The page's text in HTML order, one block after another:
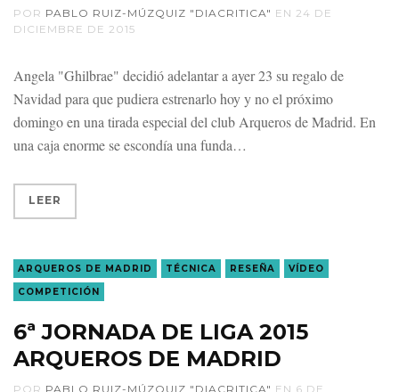
POR PABLO RUIZ-MÚZQUIZ "DIACRITICA" EN 24 DE
DICIEMBRE DE 2015
Angela "Ghilbrae" decidió adelantar a ayer 23 su regalo de
Navidad para que pudiera estrenarlo hoy y no el próximo
domingo en una tirada especial del club Arqueros de Madrid. En
una caja enorme se escondía una funda
LEER
ARQUEROS DE MADRID TÉCNICA RESEÑA
VÍDEO
COMPETICIÓN
6ª JORNADA DE LIGA 2015
ARQUEROS DE MADRID
POR PABLO RUIZ-MÚZQUIZ "DIACRITICA" EN 6 DE